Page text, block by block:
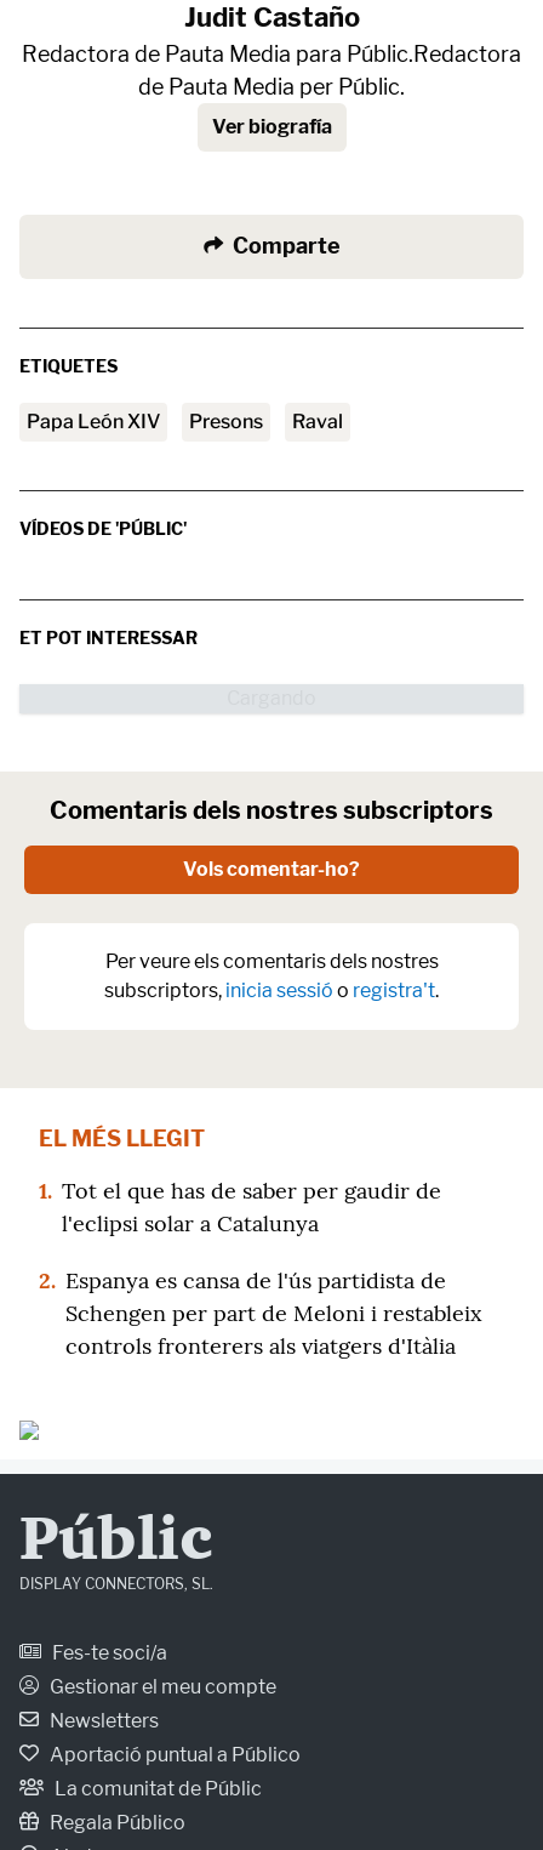
Judit Castaño
Redactora de Pauta Media para Públic.Redactora
de Pauta Media per Públic.
Ver biografía
Comparte
ETIQUETES
Papa León XIV presons raval
VÍDEOS DE 'PÚBLIC'
ET POT INTERESSAR
Comentaris dels nostres subscriptors
Vols comentar-ho?
Per veure els comentaris dels nostres
subscriptors, inicia sessió o registra't.
EL MÉS LLEGIT
1. Tot el que has de saber per gaudir de
l'eclipsi solar a Catalunya
2. Espanya es cansa de l'ús partidista de
Schengen per part de Meloni i restableix
controls fronterers als viatgers d'Itàlia
Públic
DISPLAY CONNECTORS, SL.
Fes-te soci/a
Gestionar el meu compte
Newsletters
Aportació puntual a Público
La comunitat de Públic
Regala Público